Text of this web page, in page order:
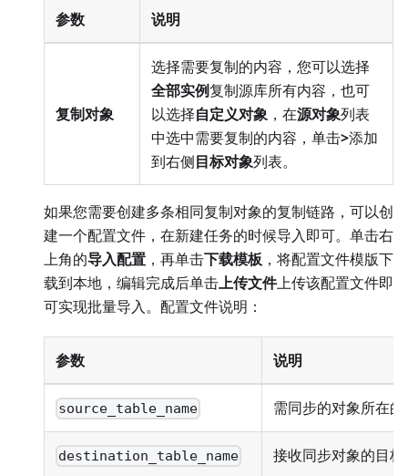
参数 说明
复制对象
选择需要复制的内容，您可以选择
全部实例复制源库所有内容，也可
以选择自定义对象 ，在源对象列表
中选中需要复制的内容，单击>添加
到右侧目标对象列表。
如果您需要创建多条相同复制对象的复制链路，可以创
建一个配置文件，在新建任务的时候导入即可。单击右
上角的导入配置 ，再单击下载模板 ，将配置文件模版下
载到本地，编辑完成后单击上传文件上传该配置文件即
可实现批量导入。配置文件说明：
参数 说明
source_table_name 需同步的对象所在
destination_table_name 接收同步对象的目